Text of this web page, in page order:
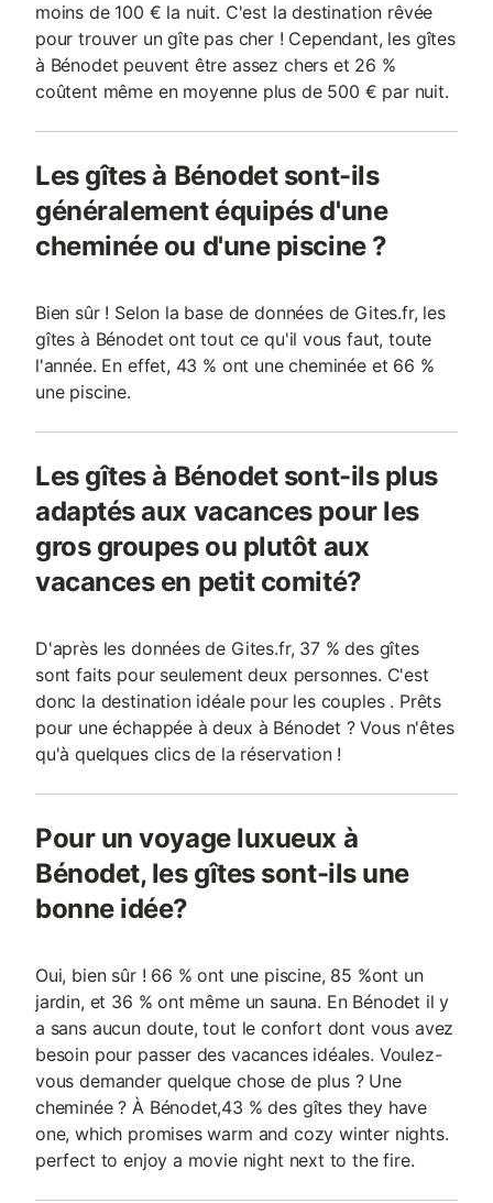
moins de 100 € la nuit. C'est la destination rêvée
pour trouver un gîte pas cher ! Cependant, les gîtes
à Bénodet peuvent être assez chers et 26 %
coûtent même en moyenne plus de 500 € par nuit.
Les gîtes à Bénodet sont-ils
généralement équipés d'une
cheminée ou d'une piscine ?
Bien sûr ! Selon la base de données de Gites.fr, les
gîtes à Bénodet ont tout ce qu'il vous faut, toute
l'année. En effet, 43 % ont une cheminée et 66 %
une piscine.
Les gîtes à Bénodet sont-ils plus
adaptés aux vacances pour les
gros groupes ou plutôt aux
vacances en petit comité?
D'après les données de Gites.fr, 37 % des gîtes
sont faits pour seulement deux personnes. C'est
donc la destination idéale pour les couples . Prêts
pour une échappée à deux à Bénodet ? Vous n'êtes
qu'à quelques clics de la réservation !
Pour un voyage luxueux à
Bénodet, les gîtes sont-ils une
bonne idée?
Oui, bien sûr ! 66 % ont une piscine, 85 %ont un
jardin, et 36 % ont même un sauna. En Bénodet il y
a sans aucun doute, tout le confort dont vous avez
besoin pour passer des vacances idéales. Voulez-
vous demander quelque chose de plus ? Une
cheminée ? À Bénodet,43 % des gîtes they have
one, which promises warm and cozy winter nights.
perfect to enjoy a movie night next to the fire.